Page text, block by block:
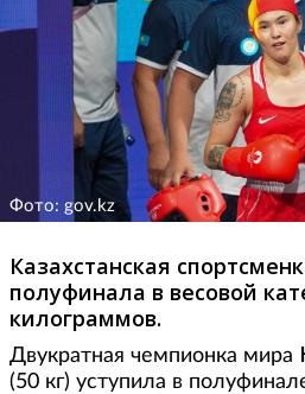
Фото: gov.kz
Казахстанская
полуфинала в весовой
килограммов.
Двукратная чемпионка мира
(50 кг) уступила в